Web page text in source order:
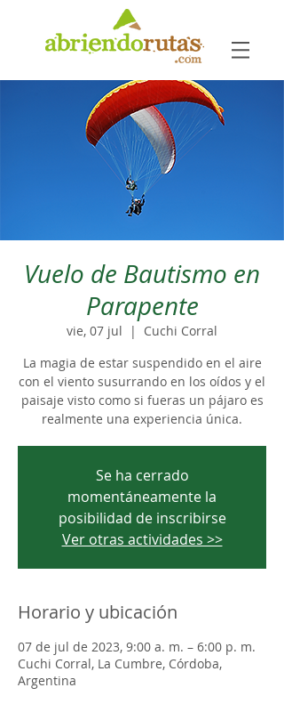
Vuelo de Bautismo en
Parapente
vie, 07 jul
  |
Cuchi Corral
La magia de estar suspendido en el aire
con el viento susurrando en los oídos y el
paisaje visto como si fueras un pájaro es
realmente una experiencia única.
Se ha cerrado
momentáneamente la
posibilidad de inscribirse
Ver otras actividades >>
Horario y ubicación
07 de jul de 2023, 9:00 a. m. – 6:00 p. m.
Cuchi Corral, La Cumbre, Córdoba,
Argentina